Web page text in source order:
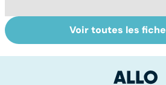
polyarthrite... :
Des
Voir toutes les